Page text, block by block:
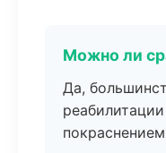
Можно ли
Да,